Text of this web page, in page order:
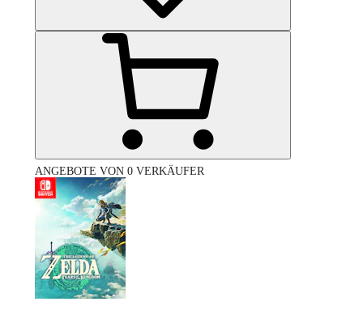
ANGEBOTE VON 0 VERKÄUFER